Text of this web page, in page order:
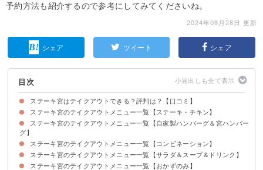
予約方法も紹介するので参考にしてみてくださいね。
2024年08月28日 更新
シェア ツイート シェア
目次
ステーキ宮はテイクアウトできる？評判は？【口コミ】
ステーキ宮はテイクアウトできる！
ステーキ宮のテイクアウトメニュー一覧【ステーキ・チキン】
ステーキ宮のテイクアウトメニュー一覧【自家製ハンバーグ＆宮ハンバー
グ】
ステーキ宮のテイクアウトメニュー一覧【コンビネーション】
ステーキ宮のテイクアウトメニュー一覧【サラダ＆スープ＆ドリンク】
ステーキ宮のテイクアウトメニュー一覧【おかずのみ】